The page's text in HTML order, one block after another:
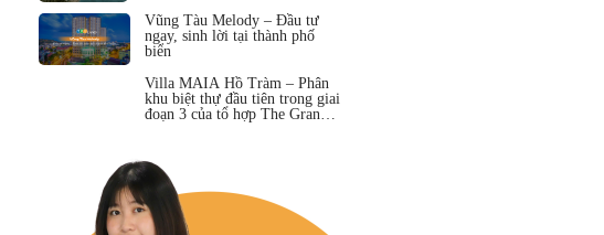
Vũng Tàu Melody – Đầu tư
ngay, sinh lời tại thành phố
biển
Villa MAIA Hồ Tràm – Phân
khu biệt thự đầu tiên trong giai
đoạn 3 của tổ hợp The Grand